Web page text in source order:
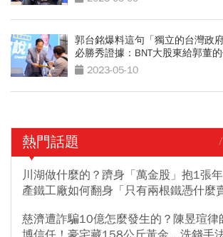
郭台銘爆料這句「獨立的台灣政
必勝秀證據：BNT大股東給郭董
2023-05-10
熱門話題
川湖做什麼的？躋身「萬金股」抱1張
產鐵工廠如何翻身「只有兩根鐵憑什麼
慈濟遭詐騙10億怎麼發生的？陳昱瑄律